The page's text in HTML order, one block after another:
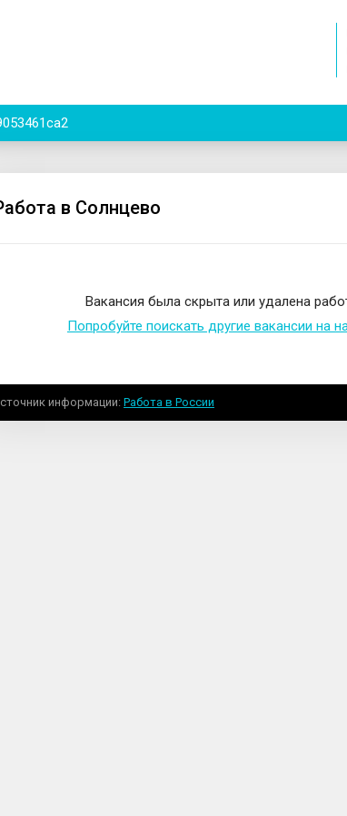
в Солнцево
Вакансия была скрыта или удалена
Попробуйте поискать другие вакансии на
информации Работа в России